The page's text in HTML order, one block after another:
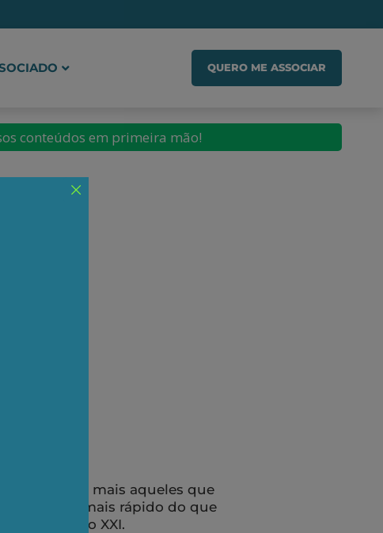
QUERO ME ASSOCIAR
conteúdos em primeira mão!
do
cada vez mais aqueles que
sozinho, mais rápido do que
no século XXI.